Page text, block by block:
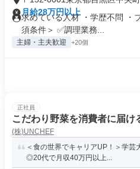
月給28万円以上
求めている人材 ・学歴不問 ・
須条件＞ ✅調理業務...
主婦・主夫歓迎 +20個
正社員
こだわり野菜を消費者に届け
(株)UNCHEF
＜食の世界でキャリアUP！＞学
◎20代で月収40万円以上...